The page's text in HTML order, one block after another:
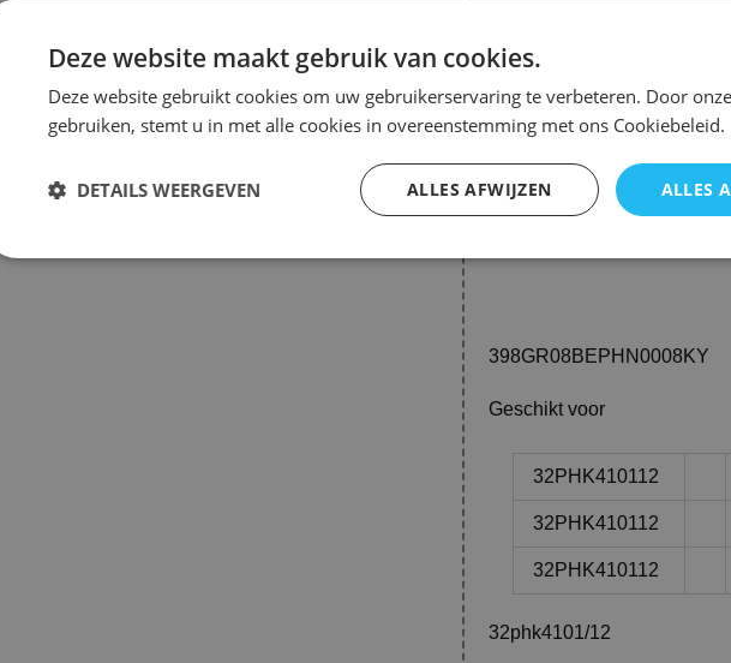
22pfs4022/12
43pfs4112/12
32phs4112/12
398GR08BEPHN0008KY
Geschikt voor
32PHK410112
32PHK410112
32PHK410112
32phk4101/12
Deze website maakt gebruik van cookies.
Deze website gebruikt cookies om uw gebruikerservaring te verbeteren. Door
gebruiken, stemt u in met alle cookies in overeenstemming met ons Cookiebeleid.
ALLES
ALLES AFWIJZEN
DETAILS WEERGEVEN